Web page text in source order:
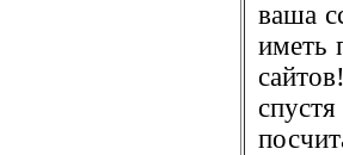
ваша
иметь